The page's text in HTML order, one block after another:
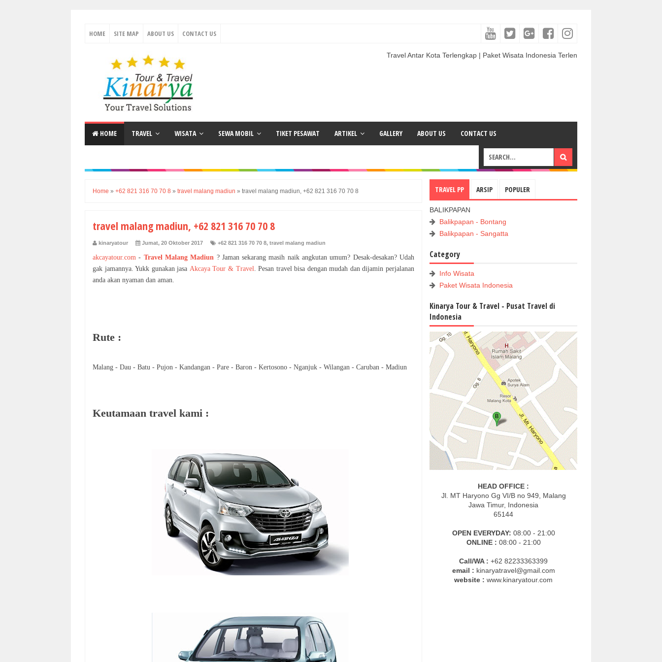
HOME SITE MAP ABOUT US CONTACT US
Travel Antar Kota Terlengkap | Paket Wisata Indonesia Terlengkap & Termurah | Sewa Mobil
HOME TRAVEL WISATA SEWA MOBIL TIKET PESAWAT ARTIKEL GALLERY ABOUT US CONTACT US
Home » +62 821 316 70 70 8 » travel malang madiun » travel malang madiun, +62 821 316 70 70 8
travel malang madiun, +62 821 316 70 70 8
kinaryatour Jumat, 20 Oktober 2017 +62 821 316 70 70 8, travel malang madiun
akcayatour.com - Travel Malang Madiun ? Jaman sekarang masih naik angkutan umum? Desak-desakan? Udah
gak jamannya. Yukk gunakan jasa Akcaya Tour & Travel . Pesan travel bisa dengan mudah dan dijamin perjalanan
anda akan nyaman dan aman.
Rute :
Malang - Dau - Batu - Pujon - Kandangan - Pare - Baron - Kertosono - Nganjuk - Wilangan - Caruban - Madiun
Keutamaan travel kami :
TRAVEL PP ARSIP POPULER
BALIKPAPAN
Balikpapan - Bontang
Balikpapan - Sangatta
Category
Info Wisata
Paket Wisata Indonesia
Kinarya Tour & Travel - Pusat Travel di
Indonesia
HEAD OFFICE :
Jl. MT Haryono Gg VI/B no 949, Malang
Jawa Timur, Indonesia
65144
OPEN EVERYDAY: 08:00 - 21:00
ONLINE : 08:00 - 21:00
Call/WA : +62 82233363399
email : kinaryatravel@gmail.com
website : www.kinaryatour.com